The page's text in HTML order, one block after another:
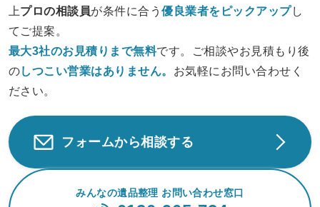
上プロの相談員が条件に合う優良業者をピックアップし
てご提案。
最大3社のお見積りまで無料です。ご相談やお見積もり後
のしつこい営業はありません。 お気軽にお問い合わせく
ださい。
フォームから相談する
みんなの遺品整理 お問い合わせ窓口